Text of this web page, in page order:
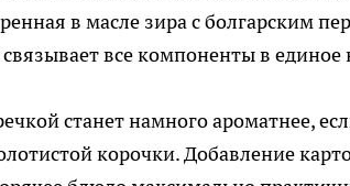
в масле зира с болгарским
все компоненты в
станет намного ароматнее,
корочки. Добавление